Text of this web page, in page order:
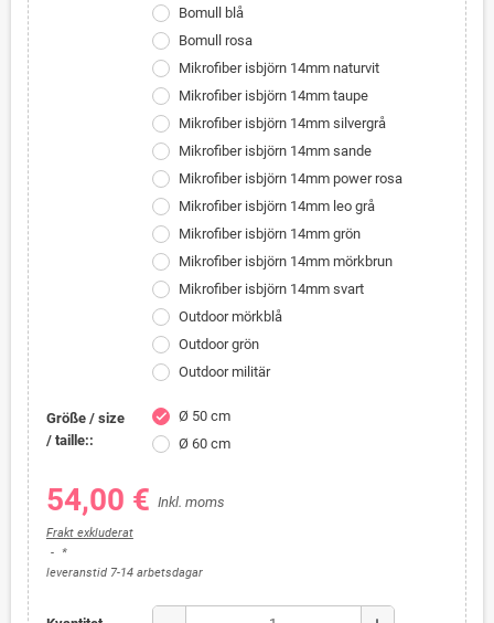
Bomull blå
Bomull rosa
Mikrofiber isbjörn 14mm naturvit
Mikrofiber isbjörn 14mm taupe
Mikrofiber isbjörn 14mm silvergrå
Mikrofiber isbjörn 14mm sande
Mikrofiber isbjörn 14mm power rosa
Mikrofiber isbjörn 14mm leo grå
Mikrofiber isbjörn 14mm grön
Mikrofiber isbjörn 14mm mörkbrun
Mikrofiber isbjörn 14mm svart
Outdoor mörkblå
Outdoor grön
Outdoor militär
Größe / size
/ taille::
check
Ø 50 cm
Ø 60 cm
54,00 € Inkl. moms
Frakt exkluderat
*
leveranstid 7-14 arbetsdagar